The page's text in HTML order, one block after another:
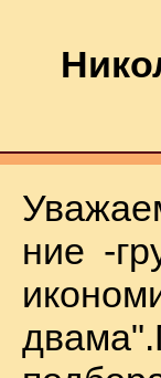
ние -